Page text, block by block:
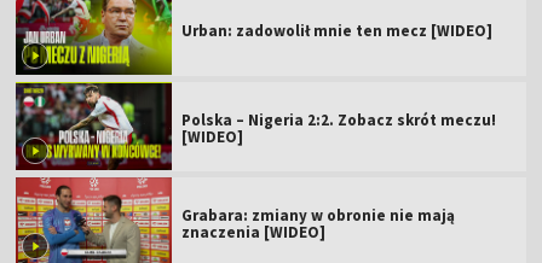
Urban: zadowolił mnie ten mecz [WIDEO]
Polska – Nigeria 2:2. Zobacz skrót meczu!
[WIDEO]
Grabara: zmiany w obronie nie mają
znaczenia [WIDEO]